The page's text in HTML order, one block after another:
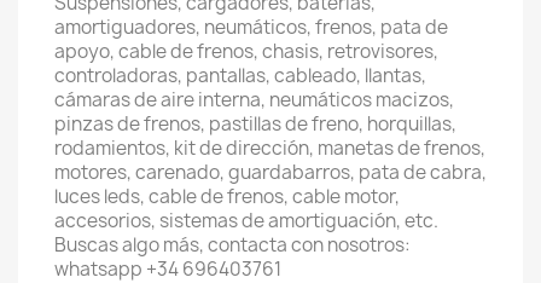
amortiguadores, neumáticos, frenos, pata de
apoyo, cable de frenos, chasis, retrovisores,
controladoras, pantallas, cableado, llantas,
cámaras de aire interna, neumáticos macizos,
pinzas de frenos, pastillas de freno, horquillas,
rodamientos, kit de dirección, manetas de frenos,
motores, carenado, guardabarros, pata de cabra,
luces leds, cable de frenos, cable motor,
accesorios, sistemas de amortiguación, etc.
Buscas algo más, contacta con nosotros:
whatsapp +34 696403761